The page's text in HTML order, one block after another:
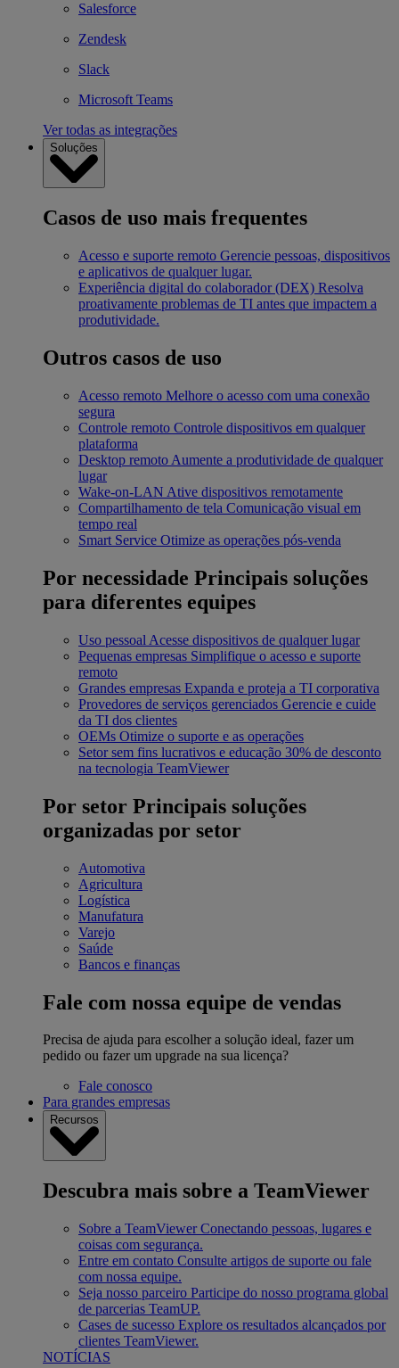
Salesforce
Zendesk
Slack
Microsoft Teams
Ver todas as integrações
Soluções
Casos de uso mais frequentes
Acesso e suporte remoto Gerencie pessoas, dispositivos
e aplicativos de qualquer lugar.
Experiência digital do colaborador (DEX) Resolva
proativamente problemas de TI antes que impactem a
produtividade.
Outros casos de uso
Acesso remoto Melhore o acesso com uma conexão
segura
Controle remoto Controle dispositivos em qualquer
plataforma
Desktop remoto Aumente a produtividade de qualquer
lugar
Wake-on-LAN Ative dispositivos remotamente
Compartilhamento de tela Comunicação visual em
tempo real
Smart Service Otimize as operações pós-venda
Por necessidade Principais soluções
para diferentes equipes
Uso pessoal Acesse dispositivos de qualquer lugar
Pequenas empresas Simplifique o acesso e suporte
remoto
Grandes empresas Expanda e proteja a TI corporativa
Provedores de serviços gerenciados Gerencie e cuide
da TI dos clientes
OEMs Otimize o suporte e as operações
Setor sem fins lucrativos e educação 30% de desconto
na tecnologia TeamViewer
Por setor Principais soluções
organizadas por setor
Automotiva
Agricultura
Logística
Manufatura
Varejo
Saúde
Bancos e finanças
Fale com nossa equipe de vendas
Precisa de ajuda para escolher a solução ideal, fazer um
pedido ou fazer um upgrade na sua licença?
Fale conosco
Para grandes empresas
Recursos
Descubra mais sobre a TeamViewer
Sobre a TeamViewer Conectando pessoas, lugares e
coisas com segurança.
Entre em contato Consulte artigos de suporte ou fale
com nossa equipe.
Seja nosso parceiro Participe do nosso programa global
de parcerias TeamUP.
Cases de sucesso Explore os resultados alcançados por
clientes TeamViewer.
NOTÍCIAS